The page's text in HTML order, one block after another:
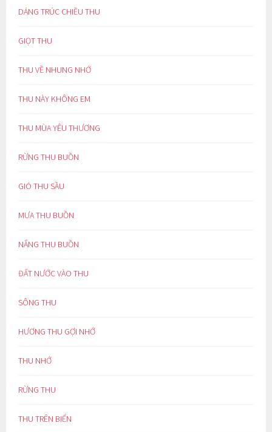
DÁNG TRÚC CHIỀU THU
GIỌT THU
THU VỀ NHUNG NHỚ
THU NÀY KHÔNG EM
THU MÙA YÊU THƯƠNG
RỪNG THU BUỒN
GIÓ THU SẦU
MƯA THU BUỒN
NẮNG THU BUỒN
ĐẤT NƯỚC VÀO THU
SÔNG THU
HƯƠNG THU GỢI NHỚ
THU NHỚ
RỪNG THU
THU TRÊN BIỂN